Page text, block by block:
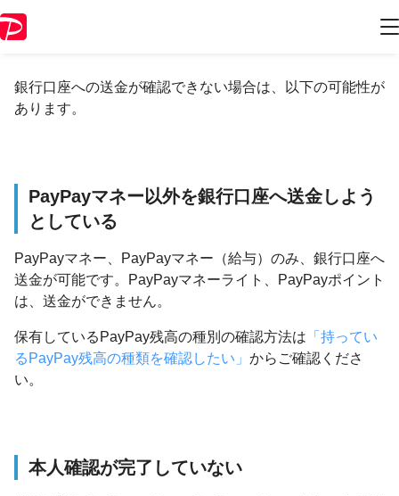
銀行口座への送金が確認できない場合は、以下の可能性が
あります。
PayPayマネー以外を銀行口座へ送金しよう
としている
PayPayマネー、PayPayマネー（給与）のみ、銀行口座へ
送金が可能です。PayPayマネーライト、PayPayポイント
は、送金ができません。
保有しているPayPay残高の種別の確認方法は 「持ってい
るPayPay残高の種類を確認したい」 からご確認くださ
い。
本人確認が完了していない